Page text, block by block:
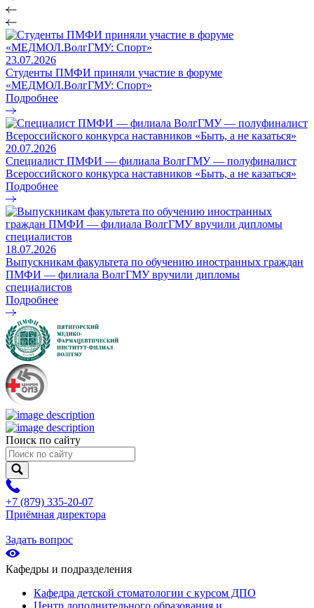
23.07.2026
Студенты ПМФИ приняли участие в форуме
«МЕДМОЛ.ВолгГМУ: Спорт»
Подробнее
20.07.2026
Специалист ПМФИ — филиала ВолгГМУ — полуфиналист
Всероссийского конкурса наставников «Быть, а не казаться»
Подробнее
18.07.2026
Выпускникам факультета по обучению иностранных граждан
ПМФИ — филиала ВолгГМУ вручили дипломы
специалистов
Подробнее
Поиск по сайту
+7 (879) 335-20-07
Приёмная директора
Задать вопрос
Кафедры и подразделения
Кафедра детской стоматологии с курсом ДПО
Центр дополнительного образования и